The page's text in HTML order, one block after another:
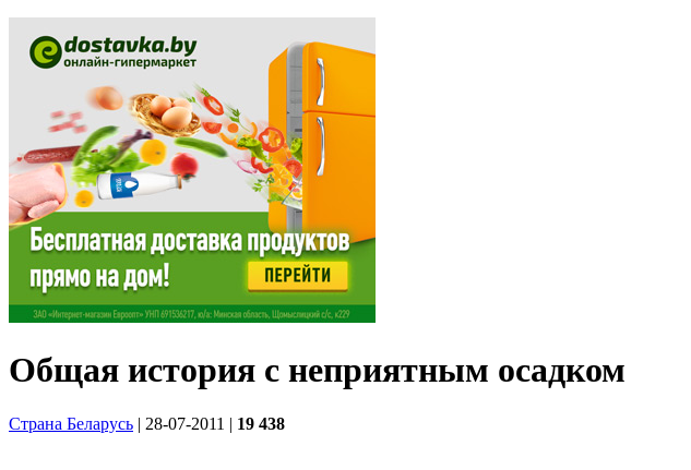
Общая история с неприятным осадком
Страна Беларусь | 28-07-2011 | 19 438